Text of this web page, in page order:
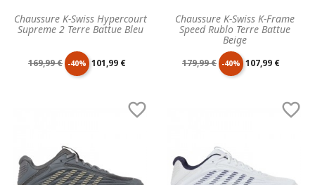
Chaussure K-Swiss Hypercourt
Supreme 2 Terre Battue Bleu
Prix
169,99 € -40% Prix
101,99 €
Chaussure K-Swiss K-Frame
Speed Rublo Terre Battue
Beige
Prix
179,99 € -40% Prix
107,99 €
 